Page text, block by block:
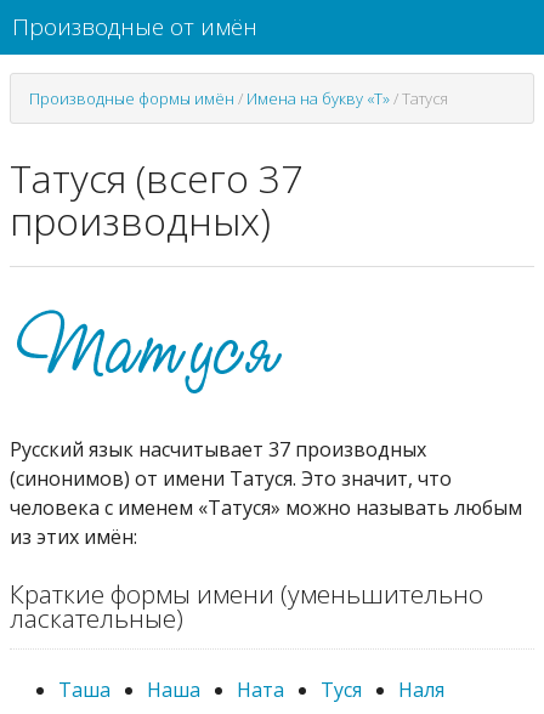
Производные от имён
Производные формы имён / Имена на букву «Т»/Татуся
Татуся (всего 37
производных)
Русский язык насчитывает 37 производных
(синонимов) от имени Татуся. Это значит, что
человека с именем «Татуся» можно называть любым
из этих имён:
Краткие формы имени (уменьшительно
ласкательные)
Таша Наша Ната Туся
Наля